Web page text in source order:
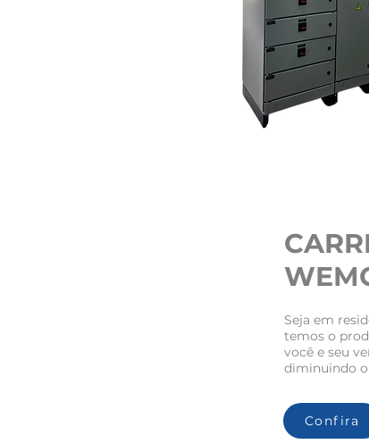
Seja em
temos o
você e seu
diminuindo
Confira